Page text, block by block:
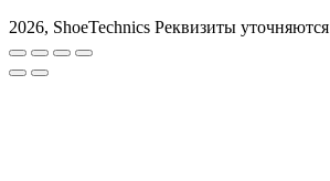
2026, ShoeTechnics Реквизиты уточняются